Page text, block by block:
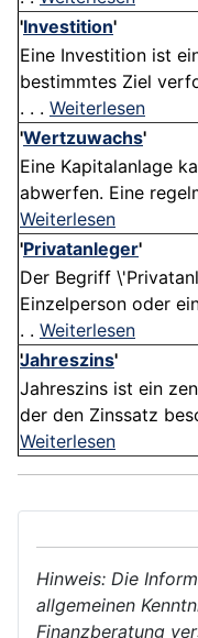
'Investition'
Eine Investition ist
bestimmtes Ziel
. . . Weiterlesen
'Wertzuwachs'
Eine Kapitalanlage
abwerfen. Eine
Weiterlesen
'Privatanleger'
Der Begriff
Einzelperson oder
. . Weiterlesen
Jahreszins'
Jahreszins ist ein
der den Zinssatz
Weiterlesen
Hinweis: Die
allgemeinen
Finanzberatung